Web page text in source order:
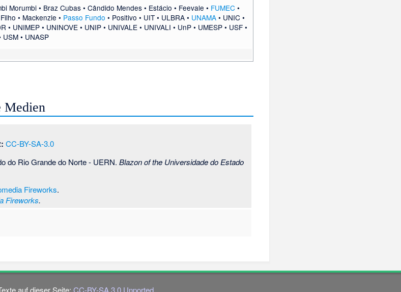
Morumbi• Braz Cubas• Cândido Mendes• Estácio • Feevale • FUMEC•
• Mackenzie • Passo Fundo • Positivo • UIT• ULBRA• UNAMA• UNIC•
• UNIMEP• UNINOVE• UNIP• UNIVALE• UNIVALI • UnP• UMESP• USF•
USM• UNASP
Medien
CC-BY-SA-3.0
do Rio Grande do Norte - UERN.Blazon of the Universidade do Estado
Fireworks.
Fireworks.
auf dieser Seite: CC-BY-SA 3.0 Unported.